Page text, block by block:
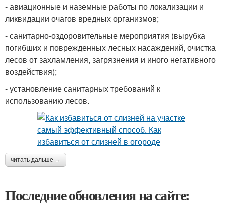
- авиационные и наземные работы по локализации и
ликвидации очагов вредных организмов;
- санитарно-оздоровительные мероприятия (вырубка
погибших и поврежденных лесных насаждений, очистка
лесов от захламления, загрязнения и иного негативного
воздействия);
- установление санитарных требований к
использованию лесов.
читать дальше →
Последние обновления на сайте: